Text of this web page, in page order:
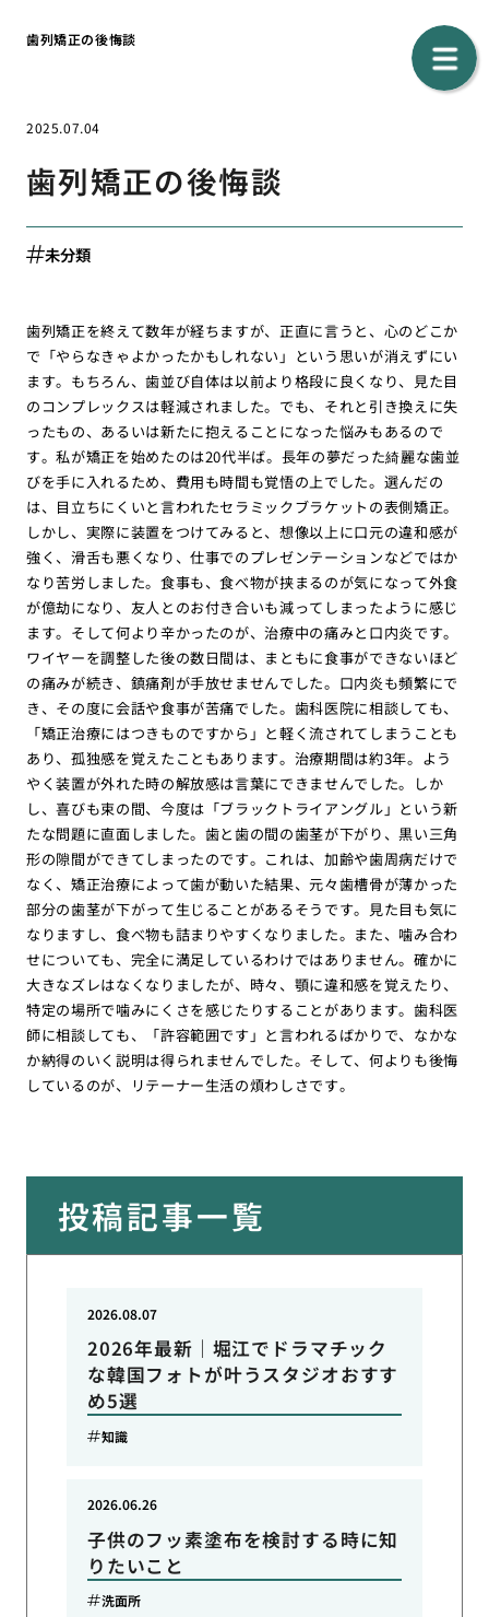
歯列矯正の後悔談
2025.07.04
歯列矯正の後悔談
未分類
歯列矯正を終えて数年が経ちますが、正直に言うと、心のどこか
で「やらなきゃよかったかもしれない」という思いが消えずにい
ます。もちろん、歯並び自体は以前より格段に良くなり、見た目
のコンプレックスは軽減されました。でも、それと引き換えに失
ったもの、あるいは新たに抱えることになった悩みもあるので
す。私が矯正を始めたのは20代半ば。長年の夢だった綺麗な歯並
びを手に入れるため、費用も時間も覚悟の上でした。選んだの
は、目立ちにくいと言われたセラミックブラケットの表側矯正。
しかし、実際に装置をつけてみると、想像以上に口元の違和感が
強く、滑舌も悪くなり、仕事でのプレゼンテーションなどではか
なり苦労しました。食事も、食べ物が挟まるのが気になって外食
が億劫になり、友人とのお付き合いも減ってしまったように感じ
ます。そして何より辛かったのが、治療中の痛みと口内炎です。
ワイヤーを調整した後の数日間は、まともに食事ができないほど
の痛みが続き、鎮痛剤が手放せませんでした。口内炎も頻繁にで
き、その度に会話や食事が苦痛でした。歯科医院に相談しても、
「矯正治療にはつきものですから」と軽く流されてしまうことも
あり、孤独感を覚えたこともあります。治療期間は約3年。よう
やく装置が外れた時の解放感は言葉にできませんでした。しか
し、喜びも束の間、今度は「ブラックトライアングル」という新
たな問題に直面しました。歯と歯の間の歯茎が下がり、黒い三角
形の隙間ができてしまったのです。これは、加齢や歯周病だけで
なく、矯正治療によって歯が動いた結果、元々歯槽骨が薄かった
部分の歯茎が下がって生じることがあるそうです。見た目も気に
なりますし、食べ物も詰まりやすくなりました。また、噛み合わ
せについても、完全に満足しているわけではありません。確かに
大きなズレはなくなりましたが、時々、顎に違和感を覚えたり、
特定の場所で噛みにくさを感じたりすることがあります。歯科医
師に相談しても、「許容範囲です」と言われるばかりで、なかな
か納得のいく説明は得られませんでした。そして、何よりも後悔
しているのが、リテーナー生活の煩わしさです。
投稿記事一覧
2026年最新｜堀江でドラマチック
な韓国フォトが叶うスタジオおすす
め5選
2026.08.07
知識
子供のフッ素塗布を検討する時に知
りたいこと
2026.06.26
洗面所